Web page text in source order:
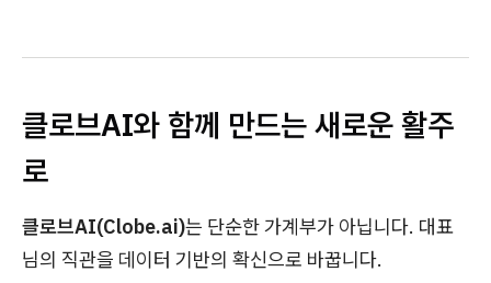
클로브AI와 함께 만드는 새로운 활주
로
클로브AI(Clobe.ai)는 단순한 가계부가 아닙니다. 대표
님의 직관을 데이터 기반의 확신으로 바꿉니다.